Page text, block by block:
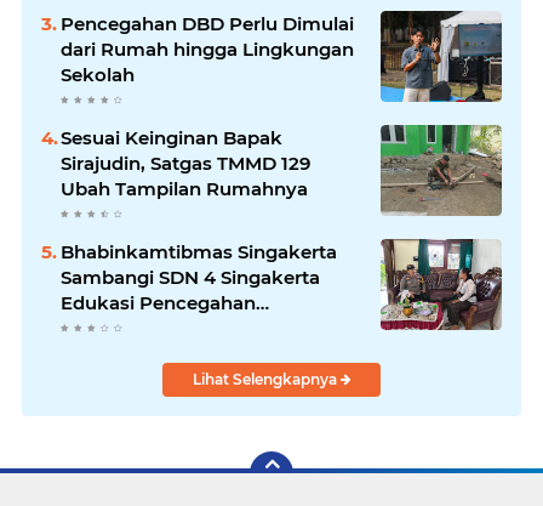
Pencegahan DBD Perlu Dimulai
dari Rumah hingga Lingkungan
Sekolah
Sesuai Keinginan Bapak
Sirajudin, Satgas TMMD 129
Ubah Tampilan Rumahnya
Bhabinkamtibmas Singakerta
Sambangi SDN 4 Singakerta
Edukasi Pencegahan
Penculikan Anak
Lihat Selengkapnya